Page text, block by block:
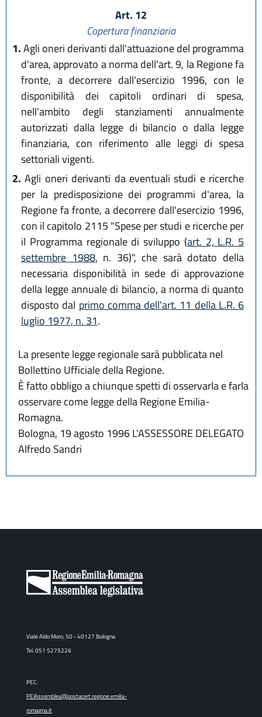
Art. 12
Copertura finanziaria
1.Agli oneri derivanti dall'attuazione del programma
d'area, approvato a norma dell'art. 9, la Regione fa
fronte, a decorrere dall'esercizio 1996, con le
disponibilità dei capitoli ordinari di spesa,
nell'ambito degli stanziamenti annualmente
autorizzati dalla legge di bilancio o dalla legge
finanziaria, con riferimento alle leggi di spesa
settoriali vigenti.
2. Agli oneri derivanti da eventuali studi e ricerche
per la predisposizione dei programmi d'area, la
Regione fa fronte, a decorrere dall'esercizio 1996,
con il capitolo 2115 "Spese per studi e ricerche per
il Programma regionale di sviluppo (art. 2, L.R. 5
settembre 1988, n. 36)", che sarà dotato della
necessaria disponibilità in sede di approvazione
della legge annuale di bilancio, a norma di quanto
disposto dal primo comma dell'art. 11 della L.R. 6
luglio 1977, n. 31.
La presente legge regionale sarà pubblicata nel
Bollettino Ufficiale della Regione.
È fatto obbligo a chiunque spetti di osservarla e farla
osservare come legge della Regione Emilia-
Romagna.
Bologna, 19 agosto 1996 L'ASSESSORE DELEGATO
Alfredo Sandri
Viale Aldo Moro, 50 - 40127 Bologna
Tel. 051 5275226
PEC:
PEIAssemblea@postacert.regione.emilia-
romagna.it